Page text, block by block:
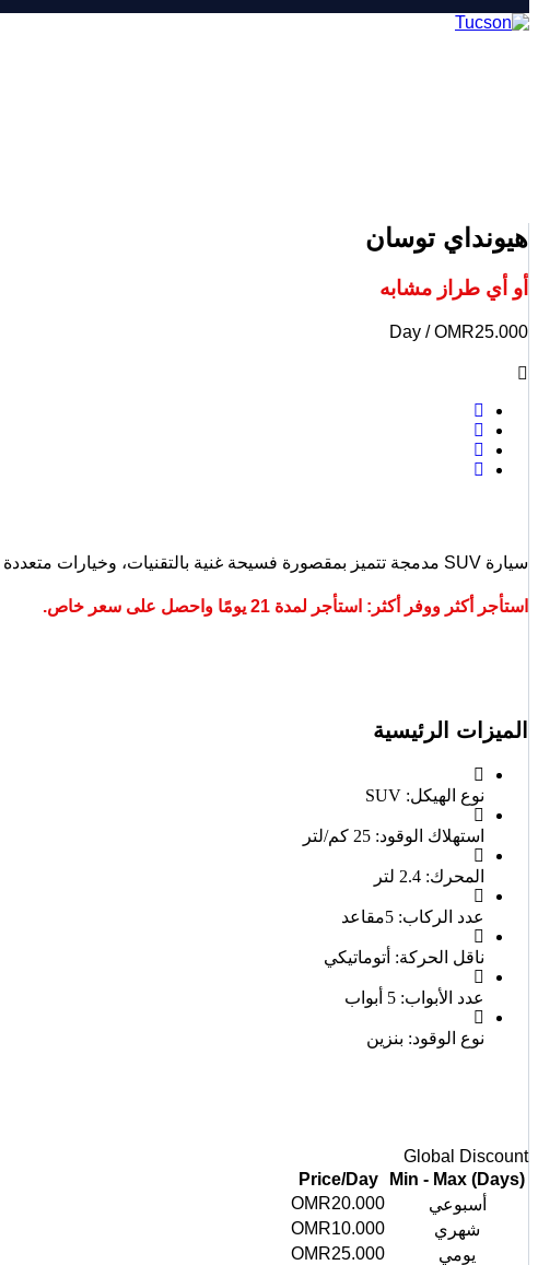
هيونداي توسان
أو أي طراز مشابه
OMR25.000
/ Day
سيارة SUV مدمجة تتميز بمقصورة فسيحة غنية بالتقنيات، وخيارات متعددة من أنظمة الدفع بما في ذلك الهجين والهجين القابل للشحن، وسعة تحميل كبيرة.
استأجر أكثر ووفر أكثر: استأجر لمدة 21 يومًا واحصل على سعر خاص.
الميزات الرئيسية
نوع الهيكل: SUV
استهلاك الوقود: 25 كم/لتر
المحرك: 2.4 لتر
عدد الركاب: 5مقاعد
ناقل الحركة: أتوماتيكي
عدد الأبواب: 5 أبواب
نوع الوقود: بنزين
Global Discount
Min - Max (Days)
Price/Day
أسبوعي
OMR20.000
شهري
OMR10.000
يومي
OMR25.000